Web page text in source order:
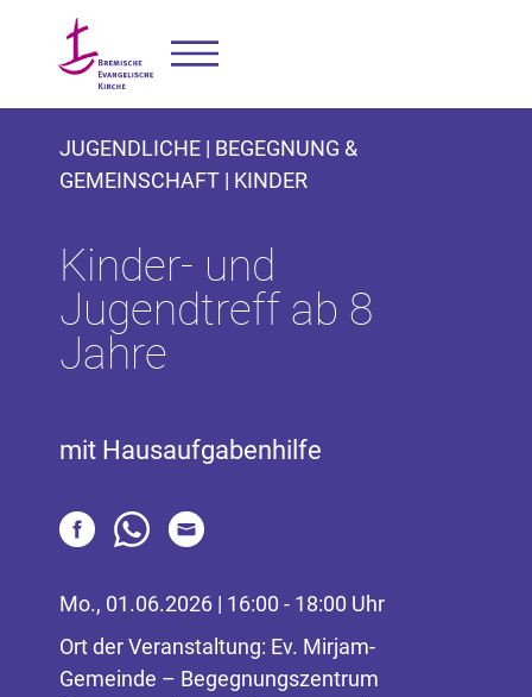
JUGENDLICHE | BEGEGNUNG &
GEMEINSCHAFT | KINDER
Kinder- und
Jugendtreff ab 8
Jahre
mit Hausaufgabenhilfe
Mo., 01.06.2026 | 16:00 - 18:00 Uhr
Ort der Veranstaltung: Ev. Mirjam-
Gemeinde – Begegnungszentrum